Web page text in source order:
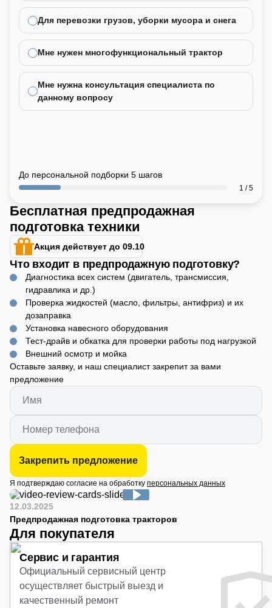
Для перевозки грузов, уборки мусора и снега
Мне нужен многофункциональный трактор
Мне нужна консультация специалиста по
данному вопросу
До персональной подборки 5 шагов
1 / 5
Бесплатная предпродажная
подготовка техники
Акция действует до 09.10
Что входит в предпродажную подготовку?
Диагностика всех систем (двигатель, трансмиссия,
гидравлика и др.)
Проверка жидкостей (масло, фильтры, антифриз) и их
дозаправка
Установка навесного оборудования
Тест-драйв и обкатка для проверки работы под нагрузкой
Внешний осмотр и мойка
Оставьте заявку, и наш специалист закрепит за вами
предложение
Закрепить предложение
Я подтверждаю согласие на обработку персональных данных
12.03.2025
Предпродажная подготовка тракторов
Для покупателя
Сервис и гарантия
Официальный сервисный центр
осуществляет быстрый выезд и
качественный ремонт